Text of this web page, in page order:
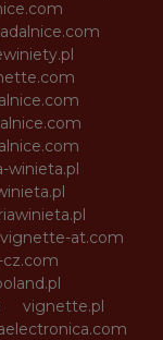
winieta.pl
vignette-at.com
vignette.pl